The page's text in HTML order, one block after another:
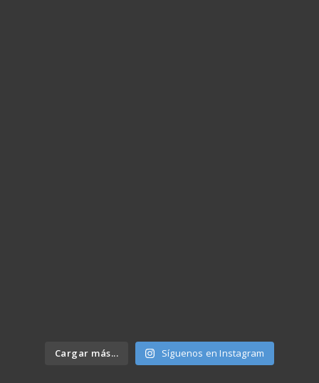
Cargar más... Síguenos en Instagram